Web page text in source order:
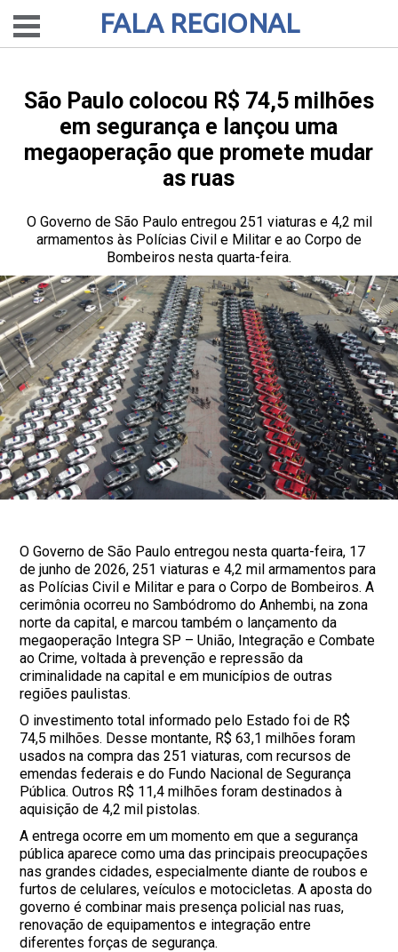
FALA REGIONAL
São Paulo colocou R$ 74,5 milhões
em segurança e lançou uma
megaoperação que promete mudar
as ruas
O Governo de São Paulo entregou 251 viaturas e 4,2 mil
armamentos às Polícias Civil e Militar e ao Corpo de
Bombeiros nesta quarta-feira.
O Governo de São Paulo entregou nesta quarta-feira, 17
de junho de 2026, 251 viaturas e 4,2 mil armamentos para
as Polícias Civil e Militar e para o Corpo de Bombeiros. A
cerimônia ocorreu no Sambódromo do Anhembi, na zona
norte da capital, e marcou também o lançamento da
megaoperação Integra SP – União, Integração e Combate
ao Crime, voltada à prevenção e repressão da
criminalidade na capital e em municípios de outras
regiões paulistas.
O investimento total informado pelo Estado foi de R$
74,5 milhões. Desse montante, R$ 63,1 milhões foram
usados na compra das 251 viaturas, com recursos de
emendas federais e do Fundo Nacional de Segurança
Pública. Outros R$ 11,4 milhões foram destinados à
aquisição de 4,2 mil pistolas.
A entrega ocorre em um momento em que a segurança
pública aparece como uma das principais preocupações
nas grandes cidades, especialmente diante de roubos e
furtos de celulares, veículos e motocicletas. A aposta do
governo é combinar mais presença policial nas ruas,
renovação de equipamentos e integração entre
diferentes forças de segurança.